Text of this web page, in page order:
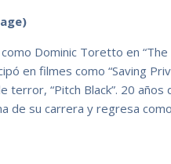
Dominic Toretto en
en filmes como “Saving
terror, “Pitch Black”. 20
de su carrera y regresa